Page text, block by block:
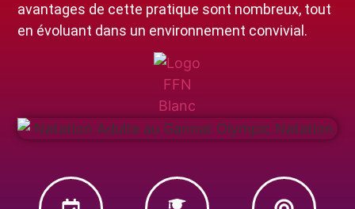
avantages de cette pratique sont nombreux, tout
en évoluant dans un environnement convivial.